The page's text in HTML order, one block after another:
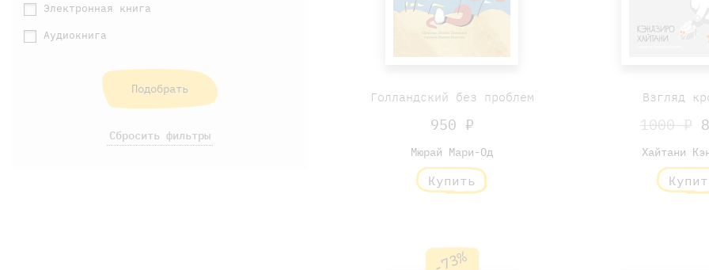
Электронная книга
Аудиокнига
Подобрать
Сбросить фильтры
Голландский без проблем
950 ₽
Мюрай Мари-Од
Купить
Взгляд
1000 ₽
Хайтани
-73%